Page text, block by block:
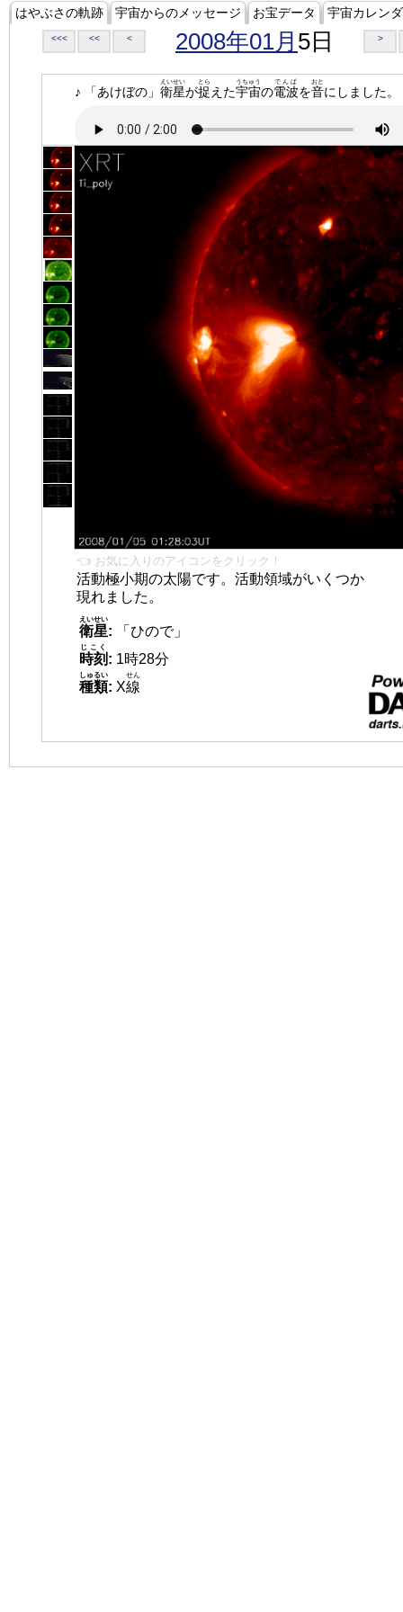
はやぶさの軌跡 宇宙からのメッセージ お宝データ 宇宙カレン
<<< << < 2008年01月 5日 >
♪ 「あけぼの」 衛星
えいせい
が捉
とら
えた宇宙
うちゅう
の電波
でんぱ
を音
おと
にしました。
👈 お気に入りのアイコンをクリック！
活動極小期の太陽です。活動領域がいくつか
現れました。
衛星
えいせい
:
「ひので」
時刻
じこく
: 1時28分
種類
しゅるい
: X線
せん